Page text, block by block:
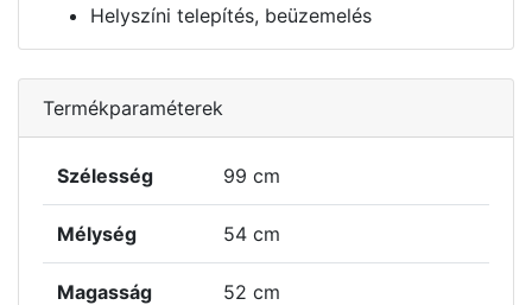
Helyszíni telepítés, beüzemelés
Termékparaméterek
Szélesség 99 cm
Mélység 54 cm
Magasság 52 cm